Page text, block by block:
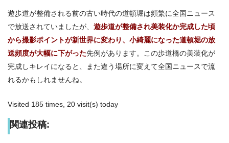
遊歩道が整備される前の古い時代の道頓堀は頻繁に全国ニュース
で放送されていましたが、 遊歩道が整備され美装化か完成した頃
から撮影ポイントが新世界に変わり、小綺麗になった道頓堀の放
送頻度が大幅に下がった先例があります。この歩道橋の美装化が
完成しキレイになると、また違う場所に変えて全国ニュースで流
れるかもしれませんね。
Visited 185 times, 20 visit(s) today
関連投稿: